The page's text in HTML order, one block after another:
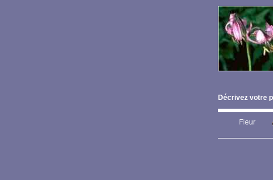
Décrivez votre
Fleur